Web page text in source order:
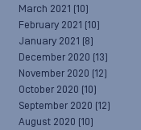
March 2021 (10)
February 2021 (10)
January 2021 (8)
December 2020 (13)
November 2020 (12)
October 2020 (10)
September 2020 (12)
August 2020 (10)